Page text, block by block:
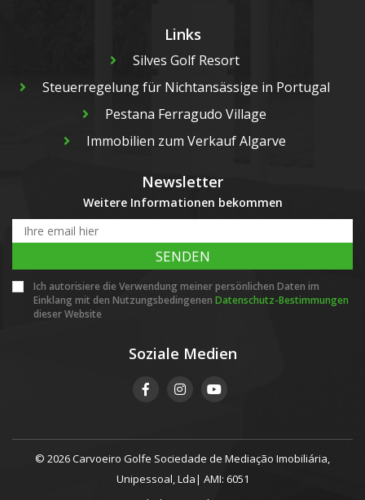
Links
Silves Golf Resort
Steuerregelung für Nichtansässige in Portugal
Pestana Ferragudo Village
Immobilien zum Verkauf Algarve
Newsletter
Weitere Informationen bekommen
SENDEN
Ich autorisiere die Verwendung meiner persönlichen Daten im
Einklang mit den Nutzungsbedingenen Datenschutz-Bestimmungen
dieser Website
Soziale Medien
© 2026 Carvoeiro Golfe Sociedade de Mediação Imobiliária,
Unipessoal, Lda| AMI: 6051